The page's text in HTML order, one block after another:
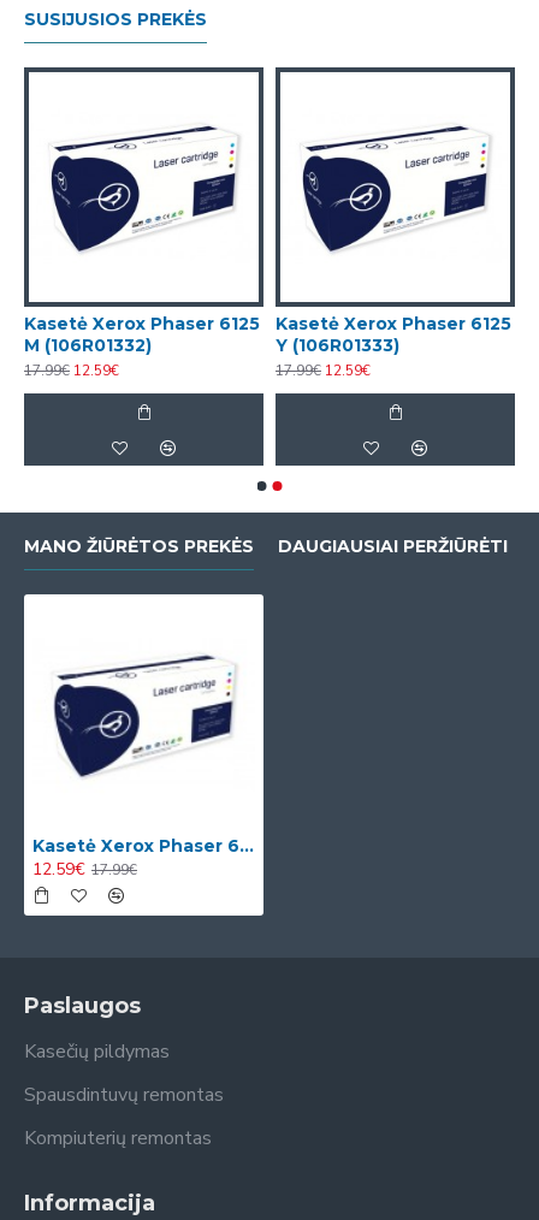
SUSIJUSIOS PREKĖS
Kasetė Xerox Phaser 6125
M (106R01332)
17.99€ 12.59€
Kasetė Xerox Phaser 6125
Y (106R01333)
17.99€ 12.59€
MANO ŽIŪRĖTOS PREKĖS DAUGIAUSIAI PERŽIŪRĖTI
Kasetė Xerox Phaser 6125 BK (106R01338)
12.59€ 17.99€
Paslaugos
Kasečių pildymas
Spausdintuvų remontas
Kompiuterių remontas
Informacija